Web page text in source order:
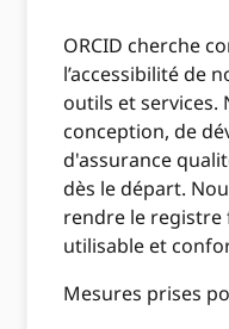
ORCID cherche
l’accessibilité de
outils et services.
conception, de
d'assurance
dès le départ.
rendre le
utilisable et
Mesures prises